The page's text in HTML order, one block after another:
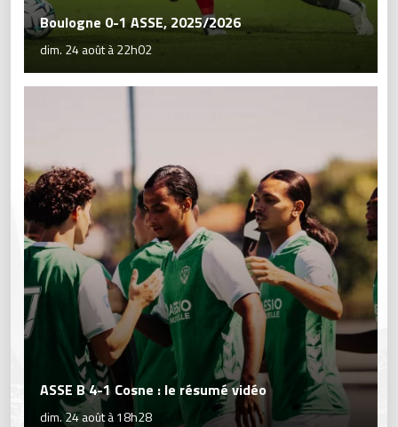
Boulogne 0-1 ASSE, 2025/2026
dim. 24 août à 22h02
ASSE B 4-1 Cosne : le résumé vidéo
dim. 24 août à 18h28